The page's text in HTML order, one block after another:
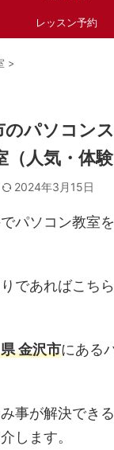
レッスン予約
>
パソコン
人気・体験
2024年3月15日
パソコン教室
であればこち
金沢市にある
事が解決でき
します。